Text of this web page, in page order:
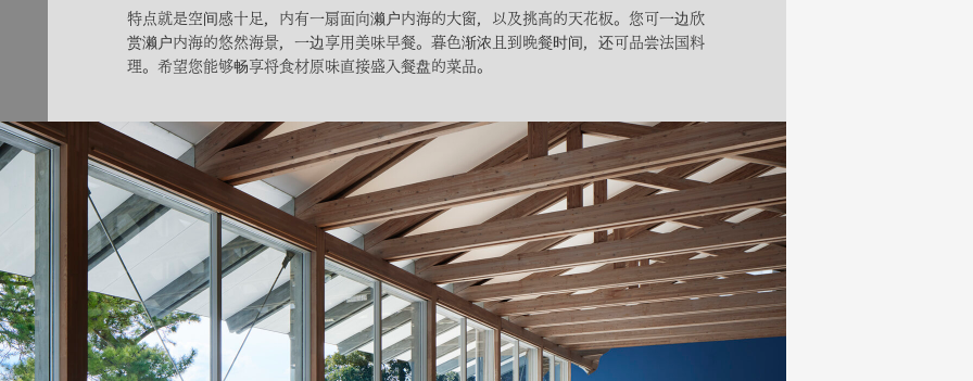
特点就是空间感十足，内有一扇面向濑户内海的大窗，以及挑高的天花板。您可一边欣
赏濑户内海的悠然海景，一边享用美味早餐。暮色渐浓且到晚餐时间，还可品尝法国料
理。希望您能够畅享将食材原味直接盛入餐盘的菜品。